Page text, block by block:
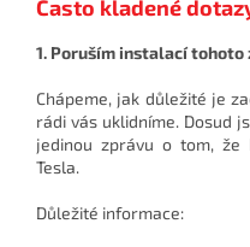
Často kladené
1. Poruším instalací tohoto
Chápeme, jak důležité je
rádi vás uklidníme. Dosud
jedinou zprávu o tom, že
Tesla.
Důležité informace: